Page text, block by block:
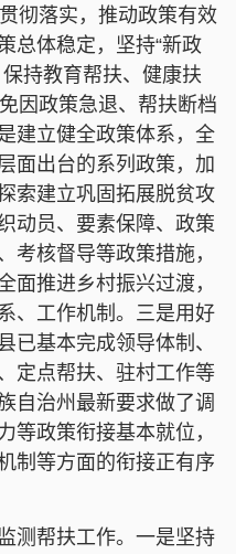
彻落实，推动政策有效
总体稳定，坚持“新政
持教育帮扶、健康扶
因政策急退、帮扶断档
建立健全政策体系，全
面出台的系列政策，加
索建立巩固拓展脱贫攻
动员、要素保障、政策
考核督导等政策措施，
面推进乡村振兴过渡，
、工作机制。三是用好
已基本完成领导体制、
定点帮扶、驻村工作等
自治州最新要求做了调
等政策衔接基本就位，
制等方面的衔接正有序
帮扶工作。一是坚持